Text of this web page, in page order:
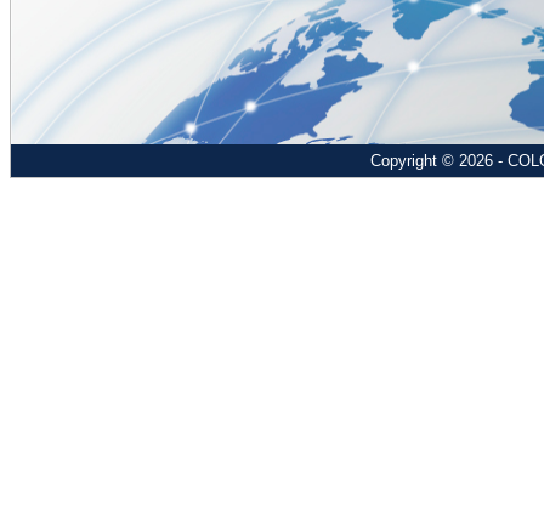
Copyright © 2026 -